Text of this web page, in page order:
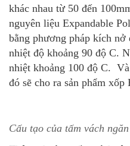
khác nhau từ 50 đến
nguyên liệu Expandable
bằng phương pháp kích
nhiệt độ khoảng 90 độ C.
nhiệt khoảng 100 độ C.
đó sẽ cho ra sản phẩm xốp
Cấu tạo của tấm vách